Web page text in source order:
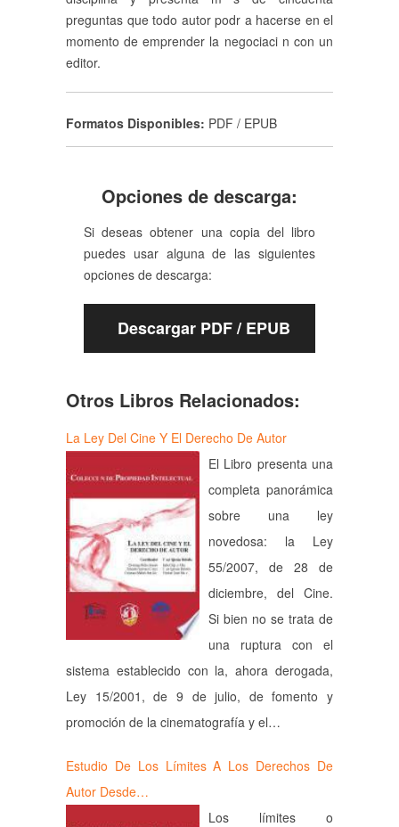
preguntas que todo autor podr a hacerse en el
momento de emprender la negociaci n con un
editor.
Formatos Disponibles: PDF / EPUB
Opciones de descarga:
Si deseas obtener una copia del libro
puedes usar alguna de las siguientes
opciones de descarga:
Descargar PDF / EPUB
Otros Libros Relacionados:
La Ley Del Cine Y El Derecho De Autor
El Libro presenta una
completa panorámica
sobre una ley
novedosa: la Ley
55/2007, de 28 de
diciembre, del Cine.
Si bien no se trata de
una ruptura con el
sistema establecido con la, ahora derogada,
Ley 15/2001, de 9 de julio, de fomento y
promoción de la cinematografía y el…
Estudio De Los Límites A Los Derechos De
Autor Desde…
Los límites o